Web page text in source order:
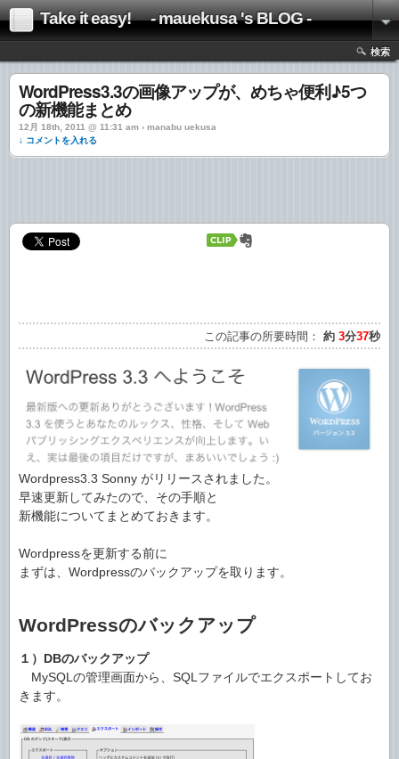
Take it easy! - mauekusa 's BLOG -
検索
WordPress3.3の画像アップが、めちゃ便利♪5つ
の新機能まとめ
12月 18th, 2011 @ 11:31 am › manabu uekusa
↓ コメントを入れる
この記事の所要時間： 約 3分37秒
Wordpress3.3 Sonny がリリースされました。
早速更新してみたので、その手順と
新機能についてまとめておきます。
Wordpressを更新する前に
まずは、Wordpressのバックアップを取ります。
WordPressのバックアップ
１）DBのバックアップ
MySQLの管理画面から、SQLファイルでエクスポートしてお
きます。